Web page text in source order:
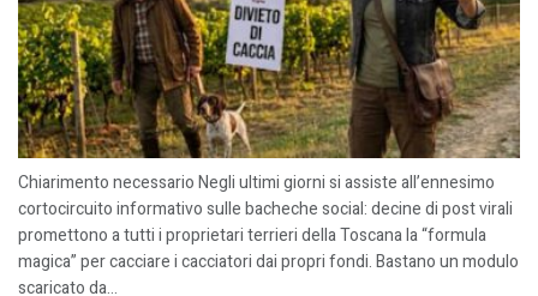
Chiarimento necessario Negli ultimi giorni si assiste all’ennesimo
cortocircuito informativo sulle bacheche social: decine di post virali
promettono a tutti i proprietari terrieri della Toscana la “formula
magica” per cacciare i cacciatori dai propri fondi. Bastano un modulo
scaricato da...